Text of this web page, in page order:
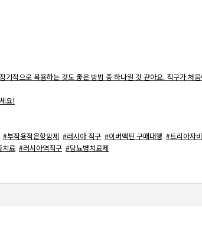
기적으로 복용하는 것도 좋은 방법 중 하나일 것 같아요. 직구가
요!
#부작용적은항암제 #러시아 직구 #이버멕틴 구매대행 #트리아자
치료 #러시아역직구 #당뇨병치료제